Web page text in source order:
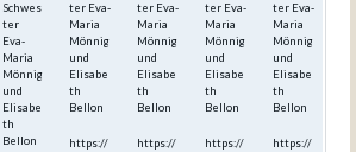
Schwes
ter
Eva-
Maria
Mönnig
und
Elisabe
th
Bellon
ter Eva-
Maria
Mönnig
und
Elisabe
th
Bellon
https://
ter Eva-
Maria
Mönnig
und
Elisabe
th
Bellon
https://
ter Eva-
Maria
Mönnig
und
Elisabe
th
Bellon
https://
ter Eva-
Maria
Mönnig
und
Elisabe
th
Bellon
https://